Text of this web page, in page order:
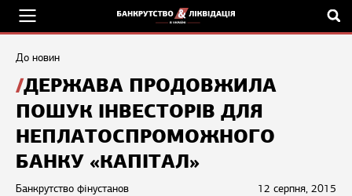
До новин
ДЕРЖАВА ПРОДОВЖИЛА
ПОШУК ІНВЕСТОРІВ ДЛЯ
НЕПЛАТОСПРОМОЖНОГО
БАНКУ «КАПІТАЛ»
12 серпня, 2015
Банкрутство фінустанов